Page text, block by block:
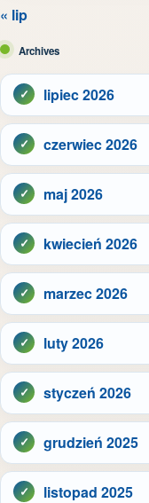
« lip
Archives
lipiec 2026
czerwiec 2026
maj 2026
kwiecień 2026
marzec 2026
luty 2026
styczeń 2026
grudzień 2025
listopad 2025